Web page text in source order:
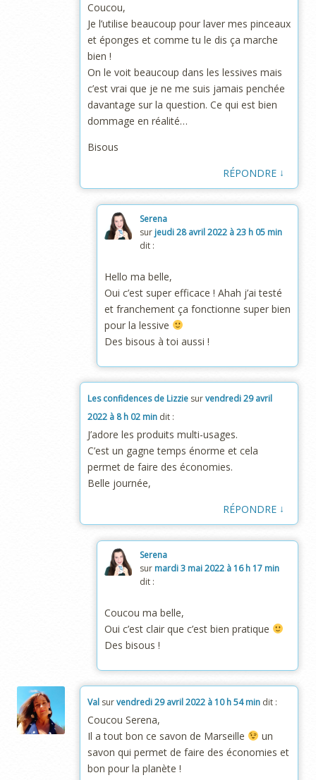
Coucou,
Je l’utilise beaucoup pour laver mes pinceaux
et éponges et comme tu le dis ça marche
bien !
On le voit beaucoup dans les lessives mais
c’est vrai que je ne me suis jamais penchée
davantage sur la question. Ce qui est bien
dommage en réalité…
Bisous
RÉPONDRE ↓
Serena
sur jeudi 28 avril 2022 à 23 h 05 min
dit :
Hello ma belle,
Oui c’est super efficace ! Ahah j’ai testé
et franchement ça fonctionne super bien
pour la lessive
Des bisous à toi aussi !
Les confidences de Lizzie survendredi 29 avril
2022 à 8 h 02 min dit :
J’adore les produits multi-usages.
C’est un gagne temps énorme et cela
permet de faire des économies.
Belle journée,
RÉPONDRE ↓
Serena
sur mardi 3 mai 2022 à 16 h 17 min
dit :
Coucou ma belle,
Oui c’est clair que c’est bien pratique
Des bisous !
Val survendredi 29 avril 2022 à 10 h 54 min dit :
Coucou Serena,
Il a tout bon ce savon de Marseille
un
savon qui permet de faire des économies et
bon pour la planète !